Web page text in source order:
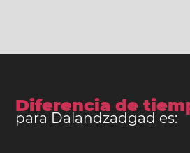
Diferencia de
para Dalandzadgad es: